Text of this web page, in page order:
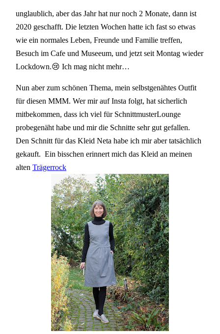
unglaublich, aber das Jahr hat nur noch 2 Monate, dann ist
2020 geschafft. Die letzten Wochen hatte ich fast so etwas
wie ein normales Leben, Freunde und Familie treffen,
Besuch im Cafe und Museeum, und jetzt seit Montag wieder
Lockdown.😢 Ich mag nicht mehr…
Nun aber zum schönen Thema, mein selbstgenähtes Outfit
für diesen MMM. Wer mir auf Insta folgt, hat sicherlich
mitbekommen, dass ich viel für SchnittmusterLounge
probegenäht habe und mir die Schnitte sehr gut gefallen.
Den Schnitt für das Kleid Neta habe ich mir aber tatsächlich
gekauft. Ein bisschen erinnert mich das Kleid an meinen
alten Trägerrock